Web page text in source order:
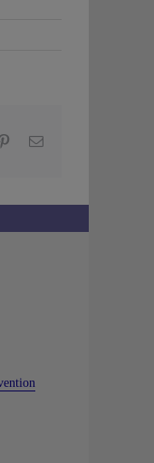
Pinterest
E-